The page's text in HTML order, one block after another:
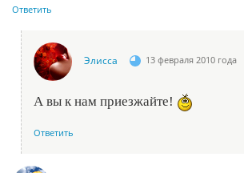
Ответить
Элисса 13 февраля 2010 года
А вы к нам приезжайте!
Ответить